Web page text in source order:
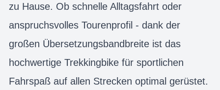
zu Hause. Ob schnelle Alltagsfahrt oder
anspruchsvolles Tourenprofil - dank der
großen Übersetzungsbandbreite ist das
hochwertige Trekkingbike für sportlichen
Fahrspaß auf allen Strecken optimal gerüstet.